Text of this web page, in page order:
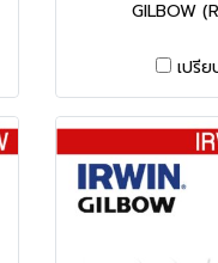
GILBOW
เปรี